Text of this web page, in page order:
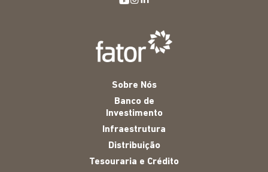
Sobre Nós
Banco de
Investimento
Infraestrutura
Distribuição
Tesouraria e Crédito